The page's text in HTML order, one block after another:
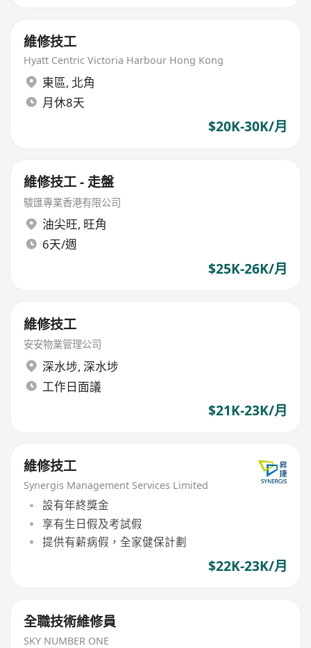
維修技工
Hyatt Centric Victoria Harbour Hong Kong
東區, 北角
月休8天
$20K-30K/月
維修技工 - 走盤
駿匯專業香港有限公司
油尖旺, 旺角
6天/週
$25K-26K/月
維修技工
安安物業管理公司
深水埗, 深水埗
工作日面議
$21K-23K/月
維修技工
Synergis Management Services Limited
設有年終獎金
享有生日假及考試假
提供有薪病假，全家健保計劃
$22K-23K/月
全職技術維修員
SKY NUMBER ONE